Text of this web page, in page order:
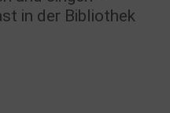
in der Bibliothek